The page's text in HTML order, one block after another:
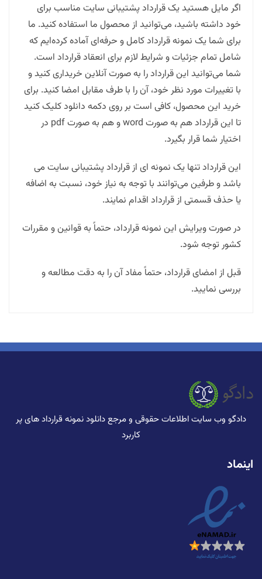
اگر مایل هستید یک قرارداد پشتیبانی سایت مناسب برای
خود داشته باشید، می‌توانید از محصول ما استفاده کنید. ما
برای شما یک نمونه قرارداد کامل و حرفه‌ای آماده کرده‌ایم که
شامل تمام جزئیات و شرایط لازم برای انعقاد قرارداد است.
شما می‌توانید این قرارداد را به صورت آنلاین خریداری کنید و
با تغییرات مورد نظر خود، آن را با طرف مقابل امضا کنید. برای
خرید این محصول، کافی است بر روی دکمه دانلود کلیک کنید
تا این قرارداد هم به صورت word و هم به صورت pdf در
اختیار شما قرار بگیرد.
این قرارداد تنها یک نمونه ای از قرارداد پشتیبانی سایت می
باشد و طرفین می‌توانند با توجه به نیاز خود، نسبت به اضافه
یا حذف قسمتی از قرارداد اقدام نمایند.
در صورت ویرایش این نمونه قرارداد، حتماً به قوانین و مقررات
کشور توجه شود.
قبل از امضای قرارداد، حتماً مفاد آن را به دقت مطالعه و
بررسی نمایید.
دادگو وب سایت اطلاعات حقوقی و مرجع دانلود نمونه قرارداد های پر
کاربرد
اینماد